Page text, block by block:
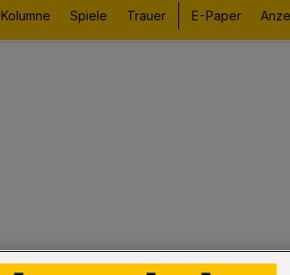
Kolumne Spiele Trauer E-Paper